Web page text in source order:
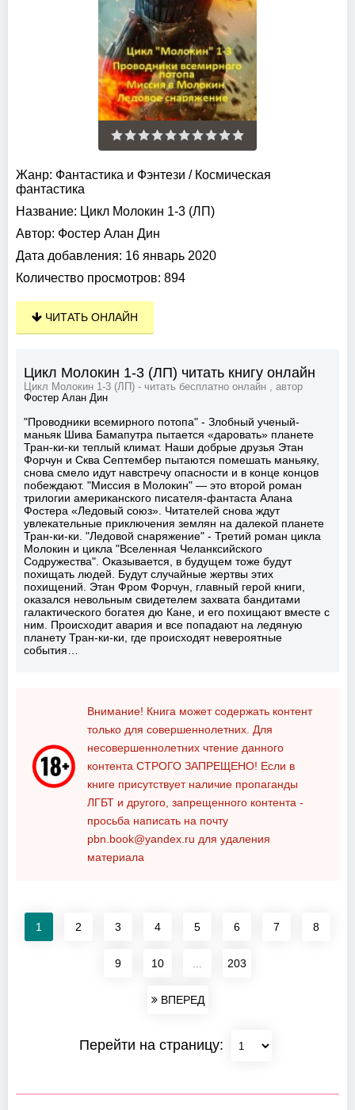
Жанр: Фантастика и Фэнтези / Космическая
фантастика
Название: Цикл Молокин 1-3 (ЛП)
Автор: Фостер Алан Дин
Дата добавления: 16 январь 2020
Количество просмотров: 894
ЧИТАТЬ ОНЛАЙН
Цикл Молокин 1-3 (ЛП) читать книгу онлайн
Цикл Молокин 1-3 (ЛП) - читать бесплатно онлайн , автор
Фостер Алан Дин
"Проводники всемирного потопа" - Злобный ученый-
маньяк Шива Бамапутра пытается «даровать» планете
Тран-ки-ки теплый климат. Наши добрые друзья Этан
Форчун и Сква Септембер пытаются помешать маньяку,
снова смело идут навстречу опасности и в конце концов
побеждают. "Миссия в Молокин" — это второй роман
трилогии американского писателя-фантаста Алана
Фостера «Ледовый союз». Читателей снова ждут
увлекательные приключения землян на далекой планете
Тран-ки-ки. "Ледовой снаряжение" - Третий роман цикла
Молокин и цикла "Вселенная Челанксийского
Содружества". Оказывается, в будущем тоже будут
похищать людей. Будут случайные жертвы этих
похищений. Этан Фром Форчун, главный герой книги,
оказался невольным свидетелем захвата бандитами
галактического богатея дю Кане, и его похищают вместе с
ним. Происходит авария и все попадают на ледяную
планету Тран-ки-ки, где происходят невероятные
события…
Внимание! Книга может содержать контент
только для совершеннолетних. Для
несовершеннолетних чтение данного
контента СТРОГО ЗАПРЕЩЕНО! Если в
книге присутствует наличие пропаганды
ЛГБТ и другого, запрещенного контента -
просьба написать на почту
pbn.book@yandex.ru для удаления
материала
1 2 3 4 5 6 7 8
9 10 ... 203
ВПЕРЕД
Перейти на страницу: